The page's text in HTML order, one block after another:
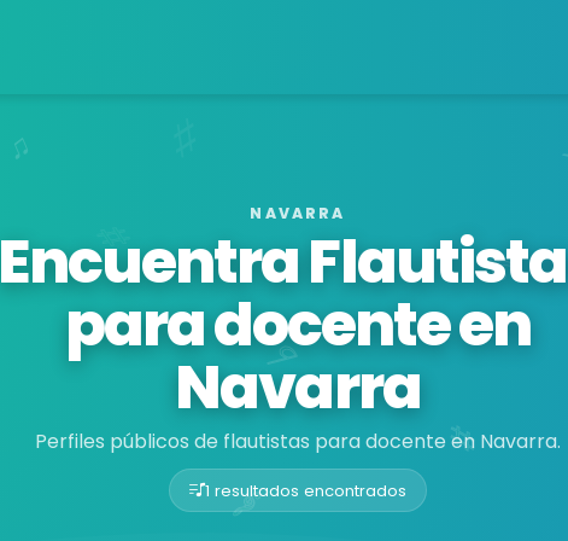
NAVARRA
Encuentra
para docente en
Navarra
Perfiles públicos de flautistas para docente en Navarra.
1 resultados encontrados